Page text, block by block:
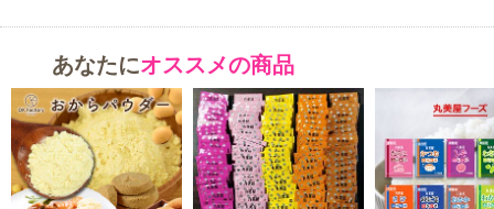
あなたにオススメの商品